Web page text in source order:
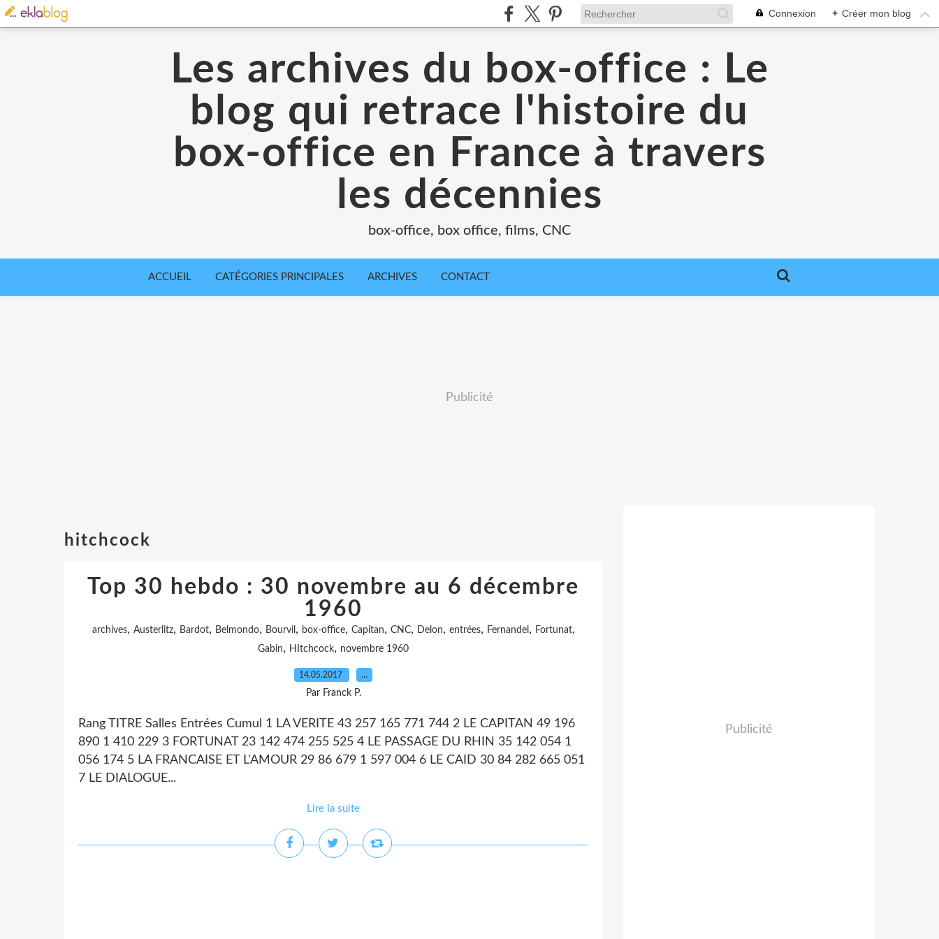
Connexion + Créer mon blog
Les archives du box-office : Le
blog qui retrace l'histoire du
box-office en France à travers
les décennies
box-office, box office, films, CNC
ACCUEIL CATÉGORIES PRINCIPALES ARCHIVES CONTACT
Publicité
hitchcock
Top 30 hebdo : 30 novembre au 6 décembre
1960
archives, Austerlitz, Bardot, Belmondo, Bourvil, box-office, Capitan, CNC, Delon, entrées, Fernandel, Fortunat,
Gabin, HItchcock, novembre 1960
14.05.2017 …
Par Franck P.
Rang TITRE Salles Entrées Cumul 1 LA VERITE 43 257 165 771 744 2 LE CAPITAN 49 196
890 1 410 229 3 FORTUNAT 23 142 474 255 525 4 LE PASSAGE DU RHIN 35 142 054 1
056 174 5 LA FRANCAISE ET L'AMOUR 29 86 679 1 597 004 6 LE CAID 30 84 282 665 051
7 LE DIALOGUE...
Lire la suite
Publicité